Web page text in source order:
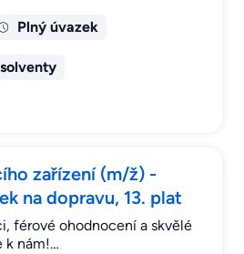
Plný úvazek
zařízení (m/ž) -
na dopravu, 13. plat
férové ohodnocení a skvělé
k nám!…